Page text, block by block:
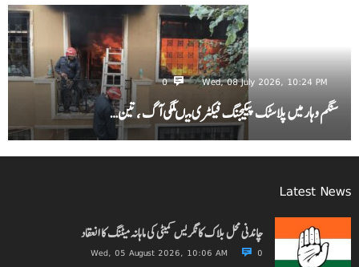
Wed, 08 July 2026, 10:24 PM
0
سنگم وہار میں پلاسٹک پیکیجنگ فیکٹری میںلگی آگ ، تین…
Latest News
چاندنی محل بلاک کانگریس کمیٹی کی ماہانہ میٹنگ کا انعقاد
Wed, 05 August 2026, 10:06 AM 0